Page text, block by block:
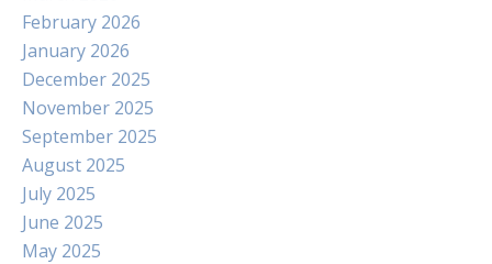
February 2026
January 2026
December 2025
November 2025
September 2025
August 2025
July 2025
June 2025
May 2025